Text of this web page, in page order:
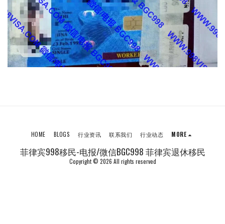
菲律宾998移民-电报/微信BGC998 菲律宾退休移民
Copyright © 2026 All rights reserved
HOME BLOGS 行业资讯 联系我们 行业动态 MORE